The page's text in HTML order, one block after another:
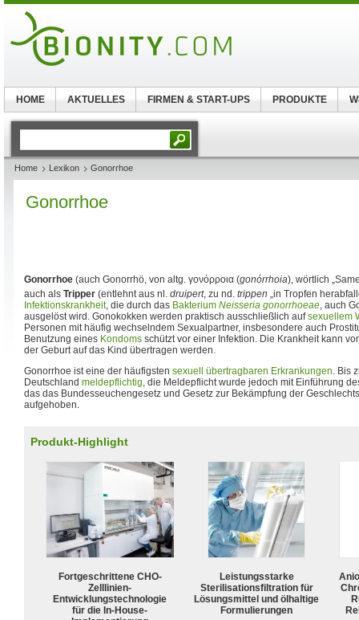
Home Lexikon Gonorrhoe
Gonorrhoe
Gonorrhoe (auch Gonorrhö, von altg. γονόρροια (gonórrhoia), wörtlich
auch als Tripper (entlehnt aus nl. druipert, zu nd. trippen „in Tropfen
Infektionskrankheit, die durch das Bakterium Neisseria gonorrhoeae, auch
ausgelöst wird. Gonokokken werden praktisch ausschließlich aufsexuellem
Personen mit häufig wechselndem Sexualpartner, insbesondere auch
Benutzung eines Kondoms schützt vor einer Infektion. Die Krankheit kann
der Geburt auf das Kind übertragen werden.
Gonorrhoe ist eine der häufigsten sexuell übertragbaren Erkrankungen. Bis
Deutschland meldepflichtig, die Meldepflicht wurde jedoch mit Einführung
das das Bundesseuchengesetz und Gesetz zur Bekämpfung der
aufgehoben.
Produkt-Highlight
Fortgeschrittene CHO-
Zelllinien-
Entwicklungstechnologie
für die In-House-
Leistungsstarke
Sterilisationsfiltration für
Lösungsmittel und ölhaltige
Formulierungen
HOME AKTUELLES FIRMEN & START-UPS PRODUKTE